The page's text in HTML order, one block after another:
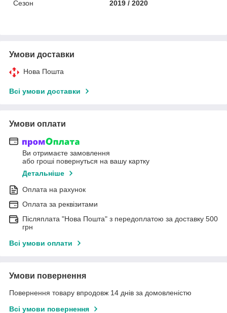
Сезон
2019 / 2020
Умови доставки
Нова Пошта
Всі умови доставки
Умови оплати
Ви отримаєте замовлення
або гроші повернуться на вашу картку
Детальніше
Оплата на рахунок
Оплата за реквізитами
Післяплата "Нова Пошта" з передоплатою за доставку 500
грн
Всі умови оплати
Умови повернення
Повернення товару впродовж 14 днів за домовленістю
Всі умови повернення